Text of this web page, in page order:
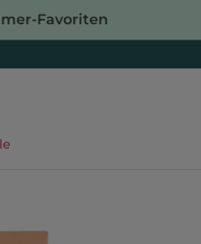
Favoriten